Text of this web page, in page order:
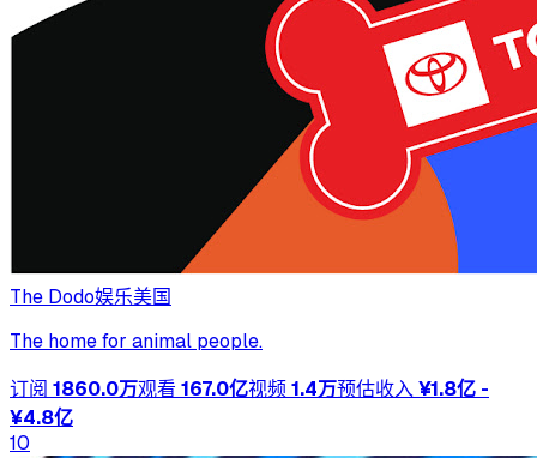
The Dodo娱乐美国
The home for animal people.
订阅 1860.0万观看 167.0亿视频1.4万预估收入¥1.8亿 -
¥4.8亿
10